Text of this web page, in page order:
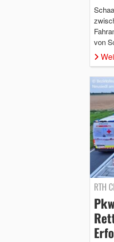
von
RTH